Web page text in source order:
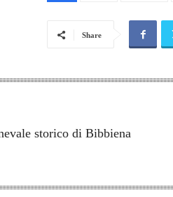
Share
storico di Bibbiena